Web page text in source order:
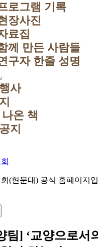
로그램 기록
장사진
료집
께 만든 사람들
구자 한줄 성명
사
온 책
지
(현문대) 공식 홈페이지
팀] ‘교양으로서